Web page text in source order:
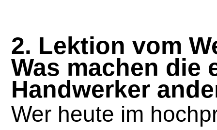
2. Lektion vom
Was machen die
Handwerker
Wer heute im